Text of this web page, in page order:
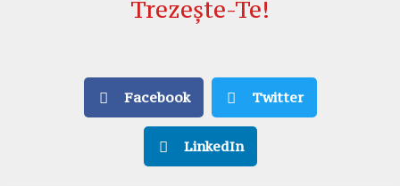
Trezește-Te!
Facebook Twitter
LinkedIn